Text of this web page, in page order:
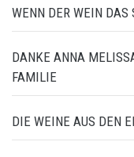
WENN DER WEIN
DANKE ANNA
FAMILIE
DIE WEINE AUS DEN